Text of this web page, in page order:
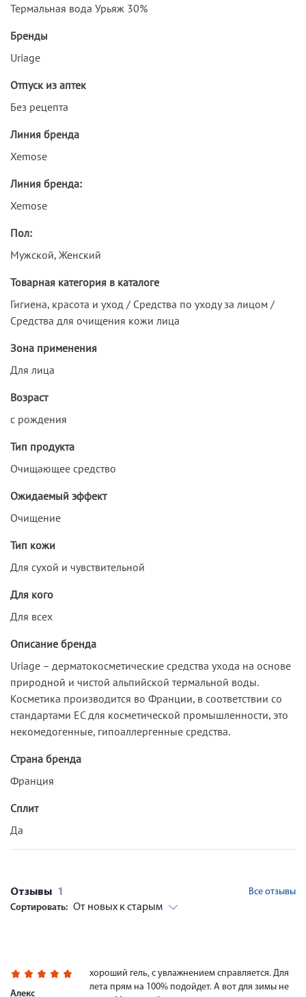
Термальная вода Урьяж 30%
Бренды
Uriage
Отпуск из аптек
Без рецепта
Линия бренда
Xemose
Линия бренда:
Xemose
Пол:
Мужской, Женский
Товарная категория в каталоге
Гигиена, красота и уход / Средства по уходу за лицом /
Средства для очищения кожи лица
Зона применения
Для лица
Возраст
с рождения
Тип продукта
Очищающее средство
Ожидаемый эффект
Очищение
Тип кожи
Для сухой и чувствительной
Для кого
Для всех
Описание бренда
Uriage – дерматокосметические средства ухода на основе
природной и чистой альпийской термальной воды.
Косметика производится во Франции, в соответствии со
стандартами ЕС для косметической промышленности, это
некомедогенные, гипоаллергенные средства.
Страна бренда
Франция
Сплит
Да
Отзывы 1
Все отзывы
Сортировать: От новых к старым
Алекс
хороший гель, с увлажнением справляется. Для
лета прям на 100% подойдет. А вот для зимы не